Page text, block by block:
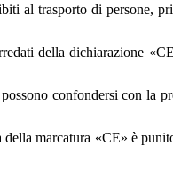
al trasporto di persone,
della dichiarazione
confondersi con la
marcatura «CE» è